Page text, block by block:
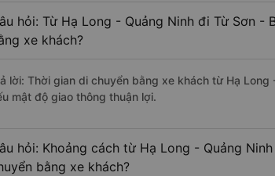
hỏi: Từ Hạ Long - Quảng Ninh đi Từ Sơn -
xe khách?
lời: Thời gian di chuyển bằng xe khách từ Hạ
mật độ giao thông thuận lợi.
hỏi: Khoảng cách từ Hạ Long - Quảng
bằng xe khách?